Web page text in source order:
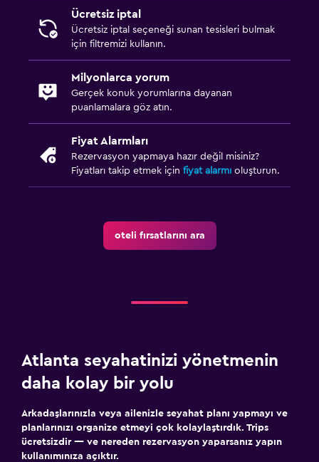
Ücretsiz iptal
Ücretsiz iptal seçeneği sunan tesisleri bulmak
için filtremizi kullanın.
Milyonlarca yorum
Gerçek konuk yorumlarına dayanan
puanlamalara göz atın.
Fiyat Alarmları
Rezervasyon yapmaya hazır değil misiniz?
Fiyatları takip etmek için fiyat alarmı oluşturun.
oteli fırsatlarını ara
Atlanta seyahatinizi yönetmenin
daha kolay bir yolu
Arkadaşlarınızla veya ailenizle seyahat planı yapmayı ve
planlarınızı organize etmeyi çok kolaylaştırdık. Trips
ücretsizdir — ve nereden rezervasyon yaparsanız yapın
kullanımınıza açıktır.